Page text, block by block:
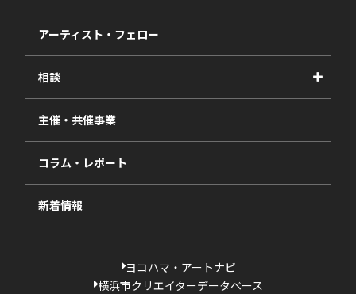
事業報告書
2027年度
2026年度
2025年度
2024年度
2023年度
過去の採択一覧
アーティスト・フェロー
相談
視察・ヒアリング・研究
相談依頼フォーム
主催・共催事業
コラム・レポート
新着情報
ヨコハマ・アートナビ
横浜市クリエイターデータベース